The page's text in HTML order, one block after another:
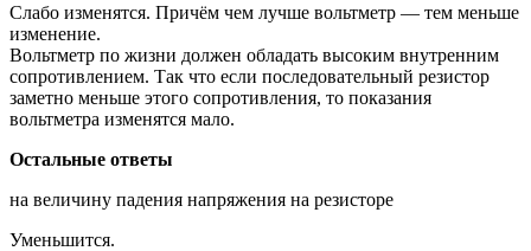
Слабо изменятся. Причём чем лучше вольтметр — тем меньше
изменение.
Вольтметр по жизни должен обладать высоким внутренним
сопротивлением. Так что если последовательный резистор
заметно меньше этого сопротивления, то показания
вольтметра изменятся мало.
Остальные ответы
на величину падения напряжения на резисторе
Уменьшится.